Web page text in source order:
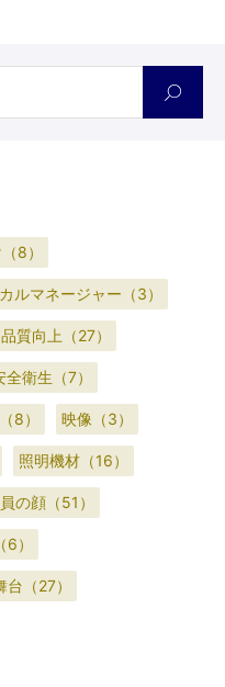
8）
ルマネージャー（3）
品質向上（27）
全衛生（7）
8） 映像（3）
照明機材（16）
の顔（51）
）
台（27）